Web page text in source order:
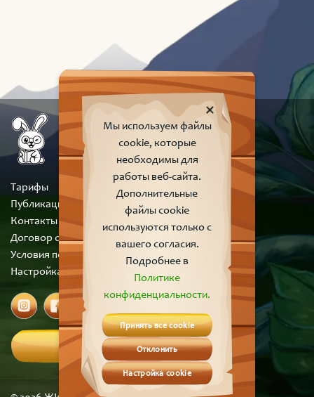
Тарифы
Публикации
Контакты
Договор оферты
Условия пользования сайтом
Настройка cookie
Вход
Мы используем файлы
cookie, которые
необходимы для
работы веб-сайта.
Дополнительные
файлы cookie
используются только с
вашего согласия.
Подробнее в
Политике
конфиденциальности.
Принять все cookie
Отклонить
Настройка cookie